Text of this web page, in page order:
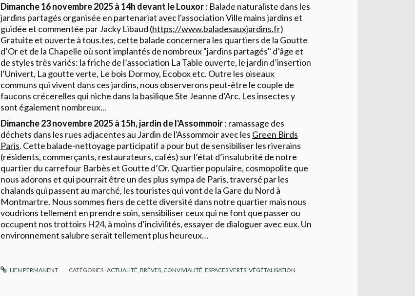
Dimanche 16 novembre 2025 à 14h devant le Louxor: Balade naturaliste dans les
jardins partagés organisée en partenariat avec l'association Ville mains jardins et
guidée et commentée par Jacky Libaud (https://www.baladesauxjardins.fr)
Gratuite et ouverte à tous.tes, cette balade concernera les quartiers de la Goutte
d’Or et de la Chapelle où sont implantés de nombreux "jardins partagés" d’âge et
de styles très variés: la friche de l’association La Table ouverte, le jardin d’insertion
l’Univert, La goutte verte, Le bois Dormoy, Ecobox etc. Outre les oiseaux
communs qui vivent dans ces jardins, nous observerons peut-être le couple de
faucons crécerelles qui niche dans la basilique Ste Jeanne d’Arc. Les insectes y
sont également nombreux...
Dimanche 23 novembre 2025 à 15h, jardin de l'Assommoir: ramassage des
déchets dans les rues adjacentes au Jardin de l'Assommoir avec les Green Birds
Paris. Cette balade-nettoyage participatif a pour but de sensibiliser les riverains
(résidents, commerçants, restaurateurs, cafés) sur l’état d’insalubrité de notre
quartier du carrefour Barbès et Goutte d’Or. Quartier populaire, cosmopolite que
nous adorons et qui pourrait être un des plus sympa de Paris, traversé par les
chalands qui passent au marché, les touristes qui vont de la Gare du Nord à
Montmartre. Nous sommes fiers de cette diversité dans notre quartier mais nous
voudrions tellement en prendre soin, sensibiliser ceux qui ne font que passer ou
occupent nos trottoirs H24, à moins d’incivilités, essayer de dialoguer avec eux. Un
environnement salubre serait tellement plus heureux…
LIEN PERMANENT CATÉGORIES :ACTUALITÉ ,BRÈVES CONVIVIALITÉ ,ESPACES VERTS, VÉGÉTALISATION